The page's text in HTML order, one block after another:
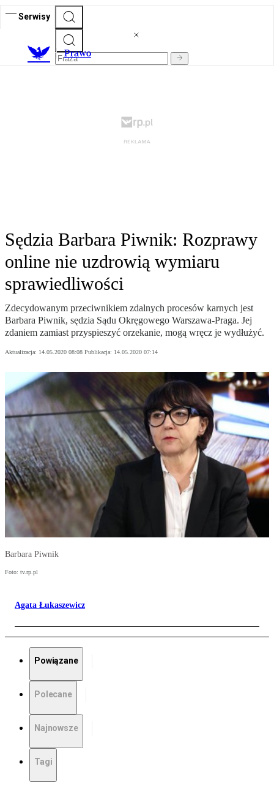
Serwisy
Prawo
Sędzia Barbara Piwnik: Rozprawy
online nie uzdrowią wymiaru
sprawiedliwości
Zdecydowanym przeciwnikiem zdalnych procesów karnych jest
Barbara Piwnik, sędzia Sądu Okręgowego Warszawa-Praga. Jej
zdaniem zamiast przyspieszyć orzekanie, mogą wręcz je wydłużyć.
Aktualizacja: 14.05.2020 08:08 Publikacja: 14.05.2020 07:14
Barbara Piwnik
Foto: tv.rp.pl
Agata Łukaszewicz
Powiązane
Polecane
Najnowsze
Tagi